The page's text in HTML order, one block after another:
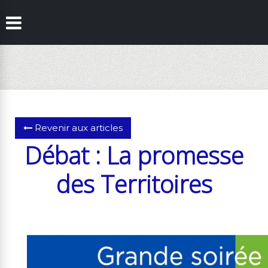
Revenir aux articles
Débat : La promesse
des Territoires